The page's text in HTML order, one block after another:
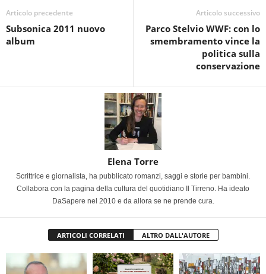
Articolo precedente
Subsonica 2011 nuovo
album
Articolo successivo
Parco Stelvio WWF: con lo
smembramento vince la
politica sulla
conservazione
Elena Torre
Scrittrice e giornalista, ha pubblicato romanzi, saggi e storie per bambini.
Collabora con la pagina della cultura del quotidiano Il Tirreno. Ha ideato
DaSapere nel 2010 e da allora se ne prende cura.
ARTICOLI CORRELATI ALTRO DALL'AUTORE